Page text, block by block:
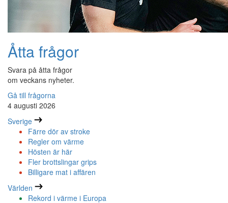
Åtta frågor
Svara på åtta frågor
om veckans nyheter.
Gå till frågorna
4 augusti 2026
Sverige
Färre dör av stroke
Regler om värme
Hösten är här
Fler brottslingar grips
Billigare mat i affären
Världen
Rekord i värme i Europa